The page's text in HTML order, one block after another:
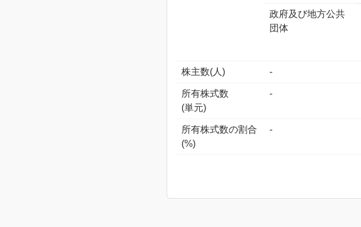
政府及び地方公共
団体
株主数(人) -
所有株式数
(単元)
-
所有株式数の割合
(%)
-